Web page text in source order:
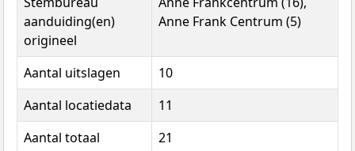
aanduiding(en)
origineel
Anne Frank Centrum (5)
Aantal uitslagen
10
Aantal locatiedata
11
Aantal totaal
21